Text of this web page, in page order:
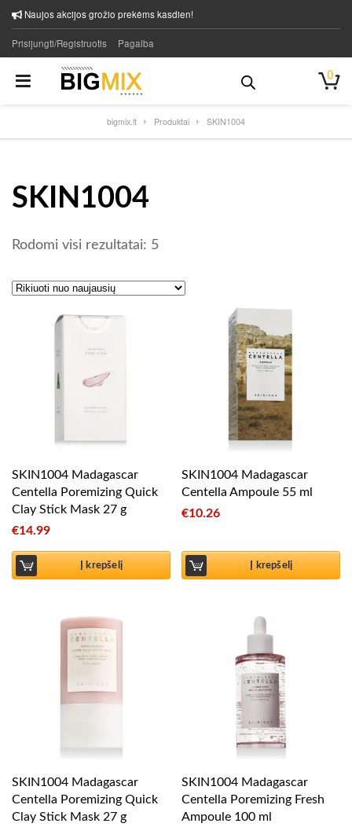
Naujos akcijos grožio prekėms kasdien!
Prisijungti/Registruotis Pagalba
0
bigmix.lt Produktai SKIN1004
SKIN1004
Rodomi visi rezultatai: 5Rūšiuojama pagal naujausią
SKIN1004 Madagascar
Centella Poremizing Quick
Clay Stick Mask 27 g
€14.99
Į krepšelį
SKIN1004 Madagascar
Centella Ampoule 55 ml
€10.26
Į krepšelį
SKIN1004 Madagascar
Centella Poremizing Quick
Clay Stick Mask 27 g
SKIN1004 Madagascar
Centella Poremizing Fresh
Ampoule 100 ml